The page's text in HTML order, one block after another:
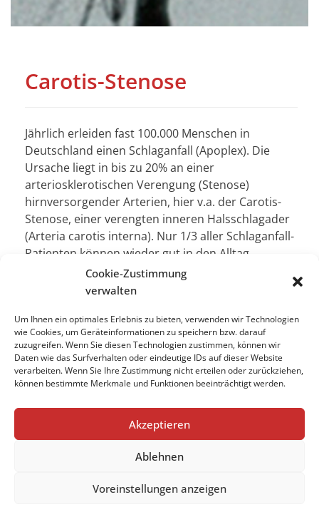
Cookie-Zustimmung
verwalten
Um Ihnen ein optimales Erlebnis zu bieten, verwenden wir Technologien
wie Cookies, um Geräteinformationen zu speichern bzw. darauf
zuzugreifen. Wenn Sie diesen Technologien zustimmen, können wir
Daten wie das Surfverhalten oder eindeutige IDs auf dieser Website
verarbeiten. Wenn Sie Ihre Zustimmung nicht erteilen oder zurückziehen,
können bestimmte Merkmale und Funktionen beeinträchtigt werden.
Akzeptieren
Ablehnen
Voreinstellungen anzeigen
Carotis-Stenose
Jährlich erleiden fast 100.000 Menschen in
Deutschland einen Schlaganfall (Apoplex). Die
Ursache liegt in bis zu 20% an einer
arteriosklerotischen Verengung (Stenose)
hirnversorgender Arterien, hier v.a. der Carotis-
Stenose, einer verengten inneren Halsschlagader
(Arteria carotis interna). Nur 1/3 aller Schlaganfall-
Patienten können wieder gut in den Alltag
zurückkehren, die anderen 2/3 sind entweder ein
Pflegefall oder verstorben. Daher [...]
Impressum
Datenschutzerklärung
Cookie-Richtlinie (EU)
Cookie-Richtlinie (EU)